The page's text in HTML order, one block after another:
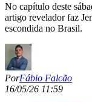
No capítulo deste
artigo revelador faz
escondida no Brasil.
PorFábio Falcão
16/05/26 11:59